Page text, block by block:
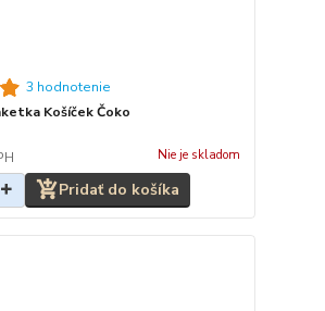
3 hodnotenie
Košíček Čoko
Nie je skladom
Pridať do košíka